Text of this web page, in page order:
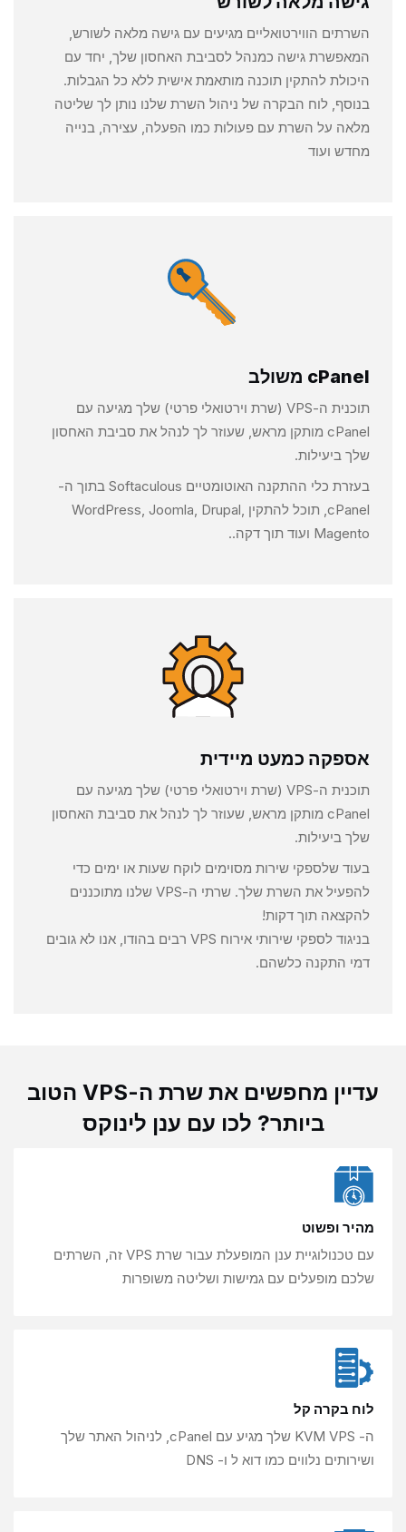
השרתים הווירטואליים מגיעים עם גישה מלאה לשורש,
המאפשרת גישה כמנהל לסביבת האחסון שלך, יחד עם
היכולת להתקין תוכנה מותאמת אישית ללא כל הגבלות.
בנוסף, לוח הבקרה של ניהול השרת שלנו נותן לך שליטה
מלאה על השרת עם פעולות כמו הפעלה, עצירה, בנייה
מחדש ועוד
cPanel משולב
תוכנית ה-VPS (שרת וירטואלי פרטי) שלך מגיעה עם
cPanel מותקן מראש, שעוזר לך לנהל את סביבת האחסון
שלך ביעילות.
בעזרת כלי ההתקנה האוטומטיים Softaculous בתוך ה-
cPanel, תוכל להתקין WordPress, Joomla, Drupal,
Magento ועוד תוך דקה..
אספקה כמעט מיידית
תוכנית ה-VPS (שרת וירטואלי פרטי) שלך מגיעה עם
cPanel מותקן מראש, שעוזר לך לנהל את סביבת האחסון
שלך ביעילות.
בעוד שלספקי שירות מסוימים לוקח שעות או ימים כדי
להפעיל את השרת שלך. שרתי ה-VPS שלנו מתוכננים
להקצאה תוך דקות!
בניגוד לספקי שירותי אירוח VPS רבים בהודו, אנו לא גובים
דמי התקנה כלשהם.
עדיין מחפשים את
שרת ה-VPS הטוב
ביותר? לכו עם ענן לינוקס
מהיר ופשוט
עם טכנולוגיית ענן המופעלת עבור
שרת VPS זה, השרתים
שלכם מופעלים עם גמישות ושליטה משופרות
לוח בקרה קל
ה- KVM VPS שלך מגיע עם cPanel, לניהול
האתר שלך
ושירותים נלווים כמו דוא ל ו- DNS